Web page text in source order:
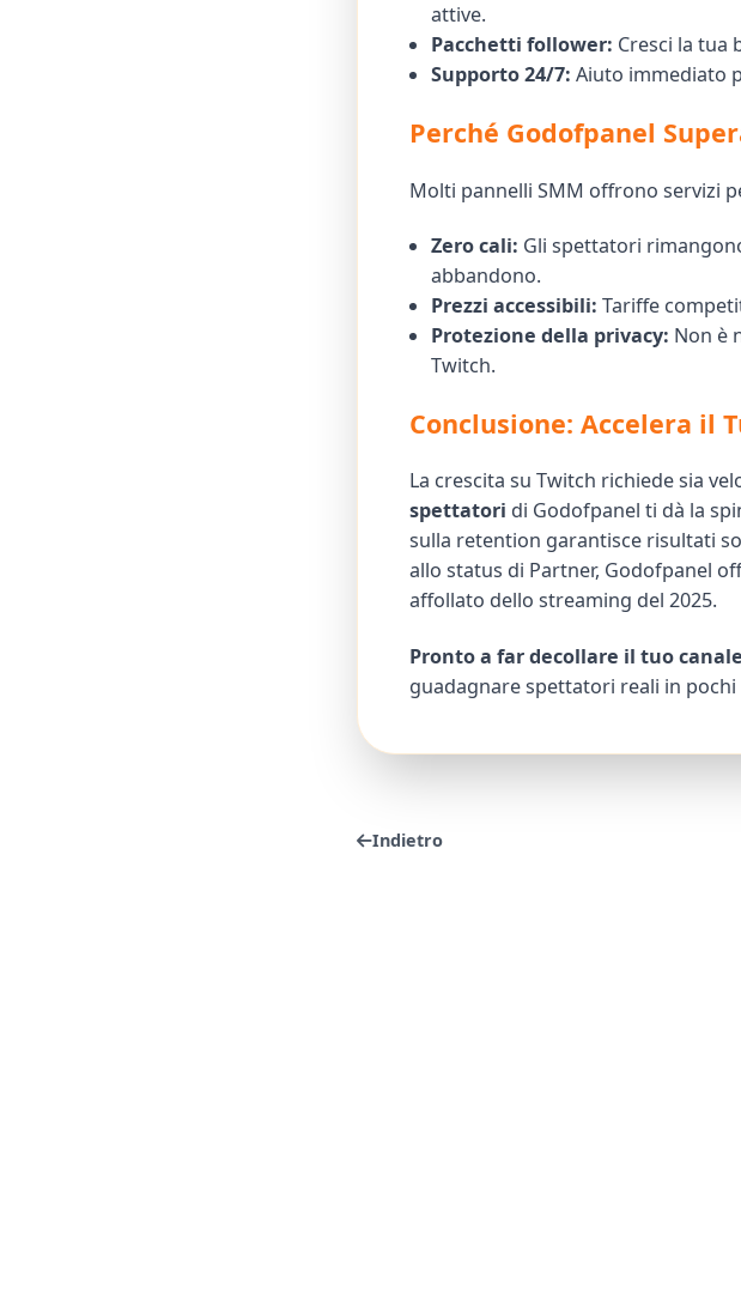
attive.
Pacchetti follower: Cresci la tua
Supporto 24/7: Aiuto immediato
Perché Godofpanel
Molti pannelli SMM offrono servizi
Zero cali: Gli spettatori
abbandono.
Prezzi accessibili: Tariffe
Protezione della privacy: Non è
Twitch.
Conclusione: Accelera il
La crescita su Twitch richiede sia
spettatori di Godofpanel ti dà la
sulla retention garantisce risultati
allo status di Partner, Godofpanel
affollato dello streaming del 2025.
Pronto a far decollare il tuo
guadagnare spettatori reali in
Indietro